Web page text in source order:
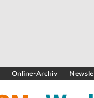
Online-Archiv